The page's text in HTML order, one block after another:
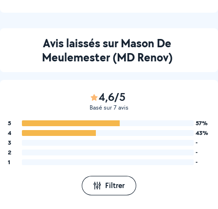
Avis laissés sur Mason De
Meulemester (MD Renov)
4,6/5
Basé sur 7 avis
5
57%
4
43%
3
-
2
-
1
-
Filtrer